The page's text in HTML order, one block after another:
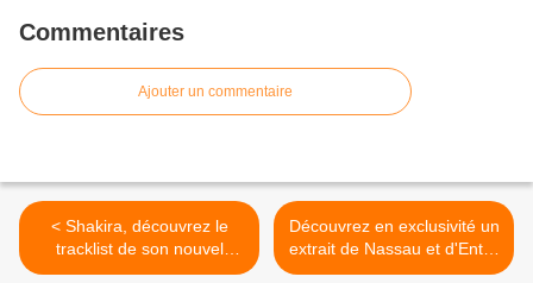
Commentaires
Ajouter un commentaire
< Shakira, découvrez le
tracklist de son nouvel
album
Découvrez en exclusivité un
extrait de Nassau et d'Entre
Parentésis. >